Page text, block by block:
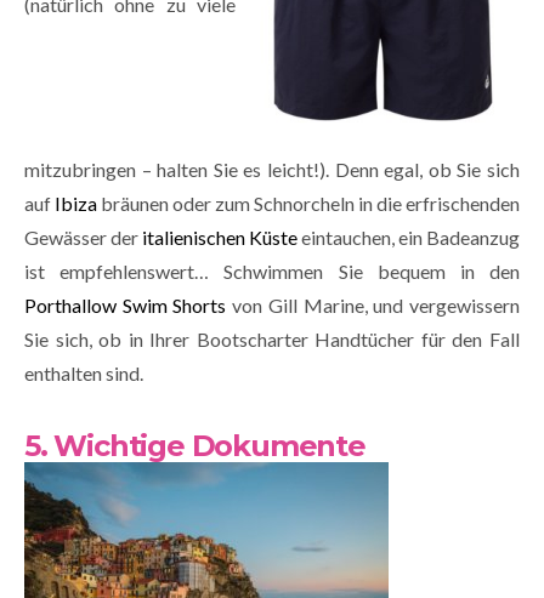
mitzubringen – halten Sie es leicht!). Denn egal, ob Sie sich
auf Ibiza bräunen oder zum Schnorcheln in die erfrischenden
Gewässer der italienischen Küsteeintauchen, ein Badeanzug
ist empfehlenswert… Schwimmen Sie bequem in den
Porthallow Swim Shorts von Gill Marine, und vergewissern
Sie sich, ob in Ihrer Bootscharter Handtücher für den Fall
enthalten sind.
5. Wichtige Dokumente